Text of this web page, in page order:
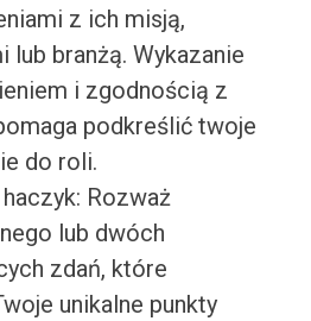
z ich misją,
lub branżą. Wykazanie
i zgodnością z
podkreślić twoje
do roli.
Rozważ
lub dwóch
zdań, które
unikalne punkty